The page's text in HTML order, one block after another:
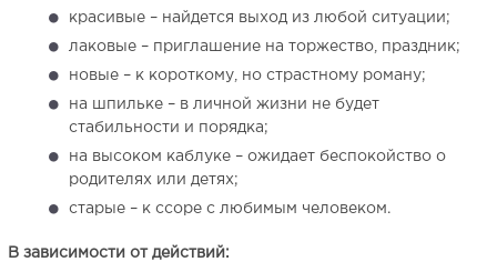
красивые – найдется выход из любой ситуации;
лаковые – приглашение на торжество, праздник;
новые – к короткому, но страстному роману;
на шпильке – в личной жизни не будет
стабильности и порядка;
на высоком каблуке – ожидает беспокойство о
родителях или детях;
старые – к ссоре с любимым человеком.
В зависимости от действий: